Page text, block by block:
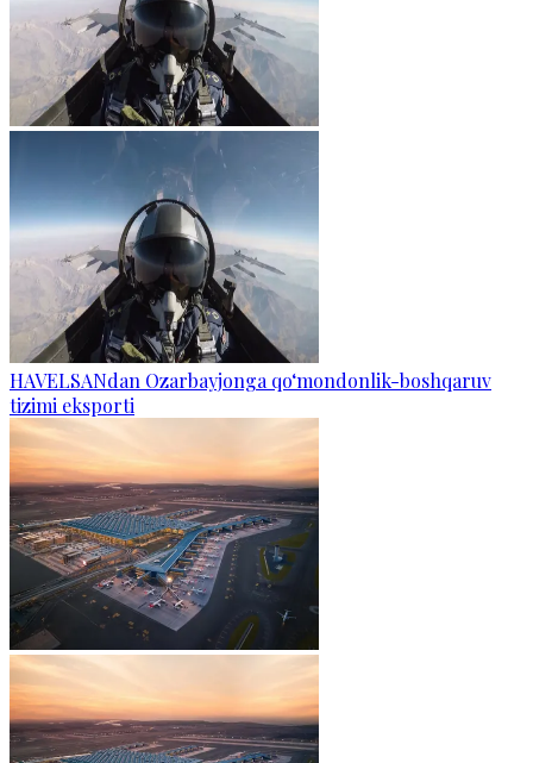
HAVELSANdan Ozarbayjonga qo‘mondonlik-boshqaruv
tizimi eksporti